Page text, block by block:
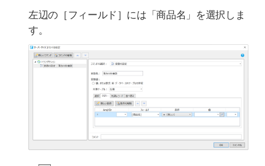
左辺の［フィールド］には「商品名」を選択しま
す。